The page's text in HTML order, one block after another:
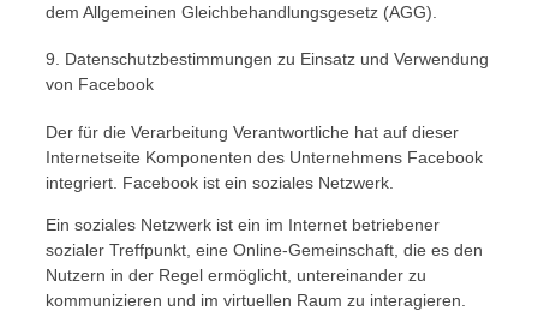
dem Allgemeinen Gleichbehandlungsgesetz (AGG).
9. Datenschutzbestimmungen zu Einsatz und Verwendung
von Facebook
Der für die Verarbeitung Verantwortliche hat auf dieser
Internetseite Komponenten des Unternehmens Facebook
integriert. Facebook ist ein soziales Netzwerk.
Ein soziales Netzwerk ist ein im Internet betriebener
sozialer Treffpunkt, eine Online-Gemeinschaft, die es den
Nutzern in der Regel ermöglicht, untereinander zu
kommunizieren und im virtuellen Raum zu interagieren.